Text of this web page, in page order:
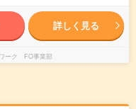
詳しく見る
ーク FO事業部